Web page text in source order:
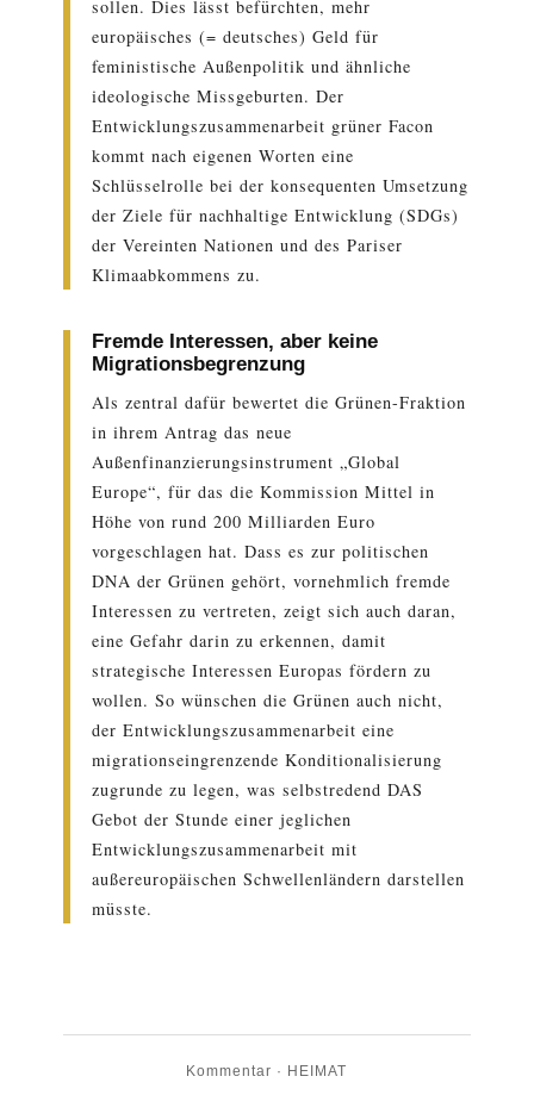
sollen. Dies lässt befürchten, mehr
europäisches (= deutsches) Geld für
feministische Außenpolitik und ähnliche
ideologische Missgeburten. Der
Entwicklungszusammenarbeit grüner Facon
kommt nach eigenen Worten eine
Schlüsselrolle bei der konsequenten Umsetzung
der Ziele für nachhaltige Entwicklung (SDGs)
der Vereinten Nationen und des Pariser
Klimaabkommens zu.
Fremde Interessen, aber keine
Migrationsbegrenzung
Als zentral dafür bewertet die Grünen-Fraktion
in ihrem Antrag das neue
Außenfinanzierungsinstrument „Global
Europe“, für das die Kommission Mittel in
Höhe von rund 200 Milliarden Euro
vorgeschlagen hat. Dass es zur politischen
DNA der Grünen gehört, vornehmlich fremde
Interessen zu vertreten, zeigt sich auch daran,
eine Gefahr darin zu erkennen, damit
strategische Interessen Europas fördern zu
wollen. So wünschen die Grünen auch nicht,
der Entwicklungszusammenarbeit eine
migrationseingrenzende Konditionalisierung
zugrunde zu legen, was selbstredend DAS
Gebot der Stunde einer jeglichen
Entwicklungszusammenarbeit mit
außereuropäischen Schwellenländern darstellen
müsste.
Kommentar · HEIMAT